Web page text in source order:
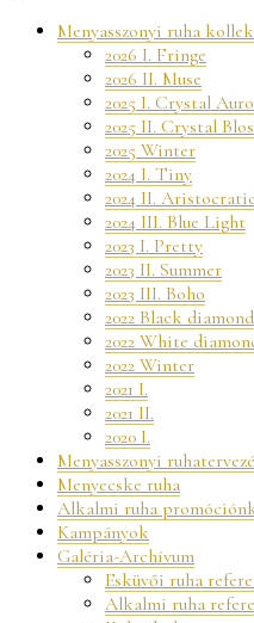
Menyasszonyi ruha
2026 I. Fringe
2026 II. Muse
2025 I. Crystal
2025 II. Crystal
2025 Winter
2024 I. Tiny
2024 II. Aristocratic
2024 III. Blue Light
2023 I. Pretty
2023 II. Summer
2023 III. Boho
2022 Black diamond
2022 White
2022 Winter
2021 I.
2021 II.
2020 I.
Menyasszonyi
Menyecske ruha
Alkalmi ruha
Kampányok
Galéria-Archívum
Esküvői ruha
Alkalmi ruha